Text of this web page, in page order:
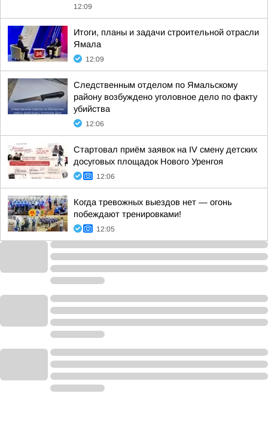
12:09
Итоги, планы и задачи строительной отрасли
Ямала
12:09
Следственным отделом по Ямальскому
району возбуждено уголовное дело по факту
убийства
12:06
Стартовал приём заявок на IV смену детских
досуговых площадок Нового Уренгоя
12:06
Когда тревожных выездов нет — огонь
побеждают тренировками!
12:05